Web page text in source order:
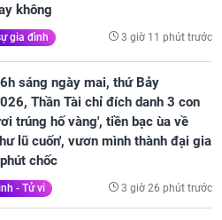
không
gia đình 3 giờ 11 phút trước
sáng ngày mai, thứ Bảy
Thần Tài chỉ đích danh 3 con
trúng hố vàng', tiền bạc ùa về
lũ cuốn', vươn mình thành đại gia
chốc
- Tử vi 3 giờ 26 phút trước